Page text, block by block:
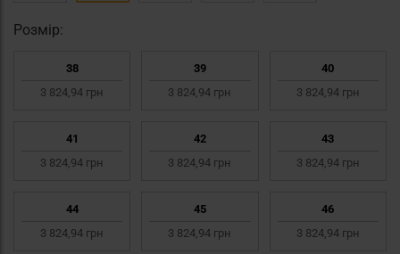
Pозмір:
38
3 824,94 грн
39
3 824,94 грн
40
3 824,94 грн
41
3 824,94 грн
42
3 824,94 грн
43
3 824,94 грн
44
3 824,94 грн
45
3 824,94 грн
46
3 824,94 грн